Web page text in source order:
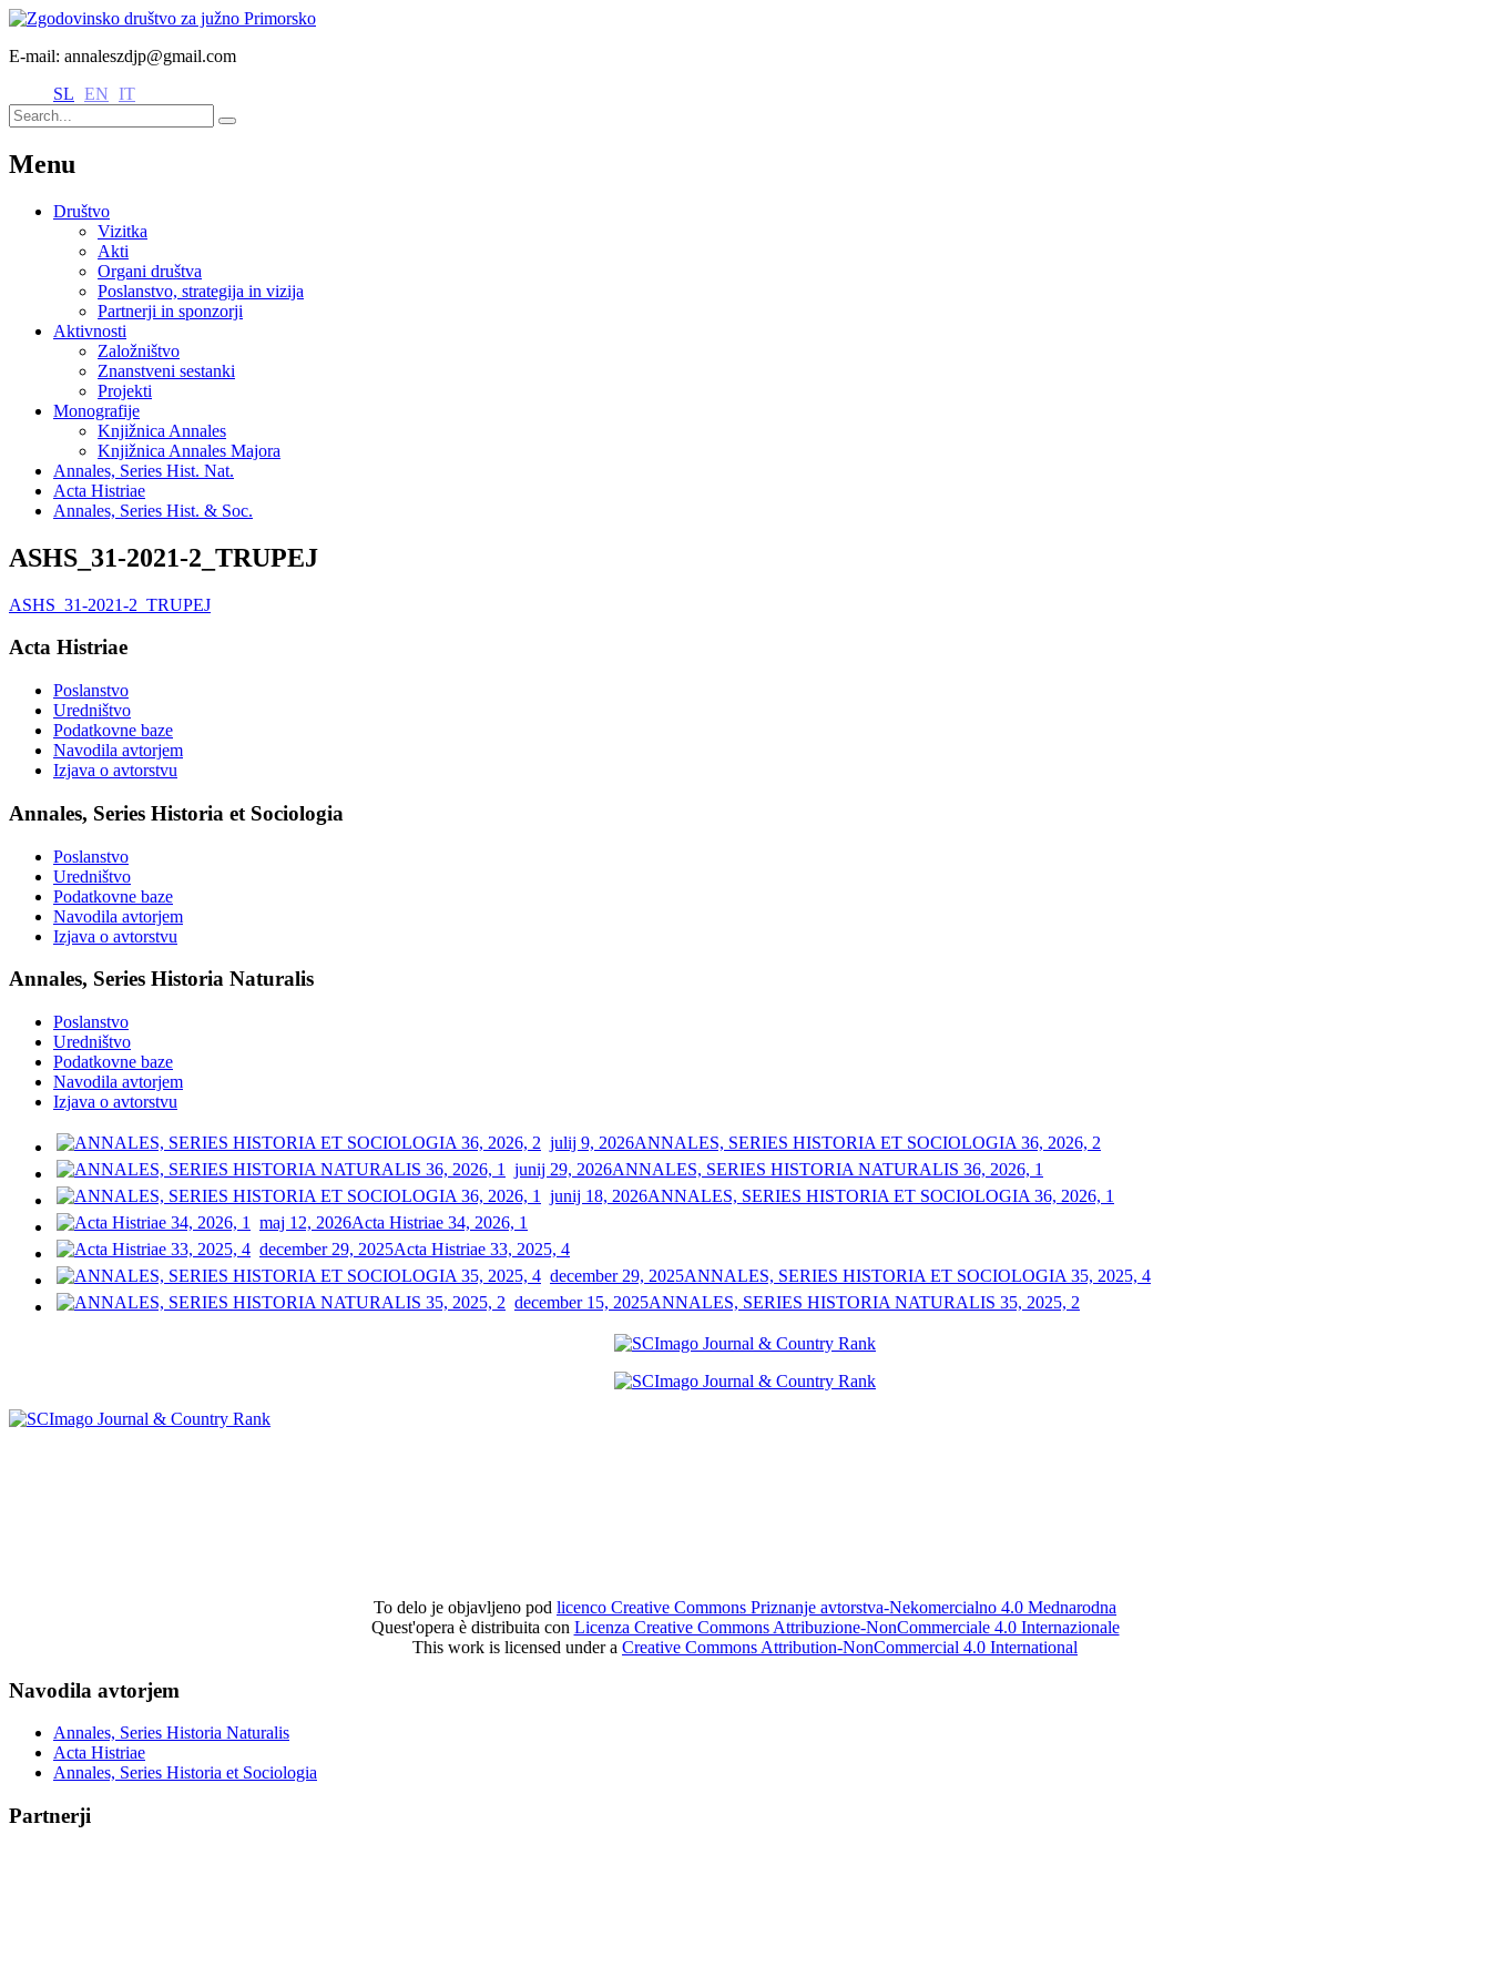
E-mail: annaleszdjp@gmail.com
SL EN IT
Menu
Društvo
Vizitka
Akti
Organi društva
Poslanstvo, strategija in vizija
Partnerji in sponzorji
Aktivnosti
Založništvo
Znanstveni sestanki
Projekti
Monografije
Knjižnica Annales
Knjižnica Annales Majora
Annales, Series Hist. Nat.
Acta Histriae
Annales, Series Hist. & Soc.
ASHS_31-2021-2_TRUPEJ
ASHS_31-2021-2_TRUPEJ
Acta Histriae
Poslanstvo
Uredništvo
Podatkovne baze
Navodila avtorjem
Izjava o avtorstvu
Annales, Series Historia et Sociologia
Poslanstvo
Uredništvo
Podatkovne baze
Navodila avtorjem
Izjava o avtorstvu
Annales, Series Historia Naturalis
Poslanstvo
Uredništvo
Podatkovne baze
Navodila avtorjem
Izjava o avtorstvu
julij 9, 2026ANNALES, SERIES HISTORIA ET SOCIOLOGIA 36, 2026, 2
junij 29, 2026ANNALES, SERIES HISTORIA NATURALIS 36, 2026, 1
junij 18, 2026ANNALES, SERIES HISTORIA ET SOCIOLOGIA 36, 2026, 1
maj 12, 2026Acta Histriae 34, 2026, 1
december 29, 2025Acta Histriae 33, 2025, 4
december 29, 2025ANNALES, SERIES HISTORIA ET SOCIOLOGIA 35, 2025, 4
december 15, 2025ANNALES, SERIES HISTORIA NATURALIS 35, 2025, 2
To delo je objavljeno pod licenco Creative Commons Priznanje avtorstva-Nekomercialno 4.0 Mednarodna
Quest'opera è distribuita con Licenza Creative Commons Attribuzione-NonCommerciale 4.0 Internazionale
This work is licensed under a Creative Commons Attribution-NonCommercial 4.0 International
Navodila avtorjem
Annales, Series Historia Naturalis
Acta Histriae
Annales, Series Historia et Sociologia
Partnerji